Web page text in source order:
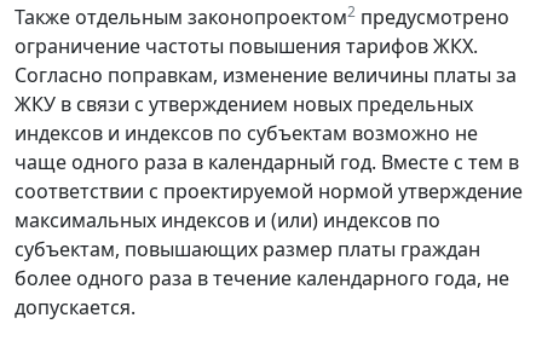
Также отдельным законопроектом2 предусмотрено
ограничение частоты повышения тарифов ЖКХ.
Согласно поправкам, изменение величины платы за
ЖКУ в связи с утверждением новых предельных
индексов и индексов по субъектам возможно не
чаще одного раза в календарный год. Вместе с тем в
соответствии с проектируемой нормой утверждение
максимальных индексов и (или) индексов по
субъектам, повышающих размер платы граждан
более одного раза в течение календарного года, не
допускается.